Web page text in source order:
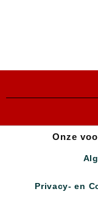
Onze
Privacy- en